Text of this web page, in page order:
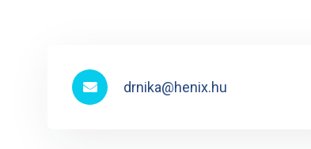
drnika@henix.hu